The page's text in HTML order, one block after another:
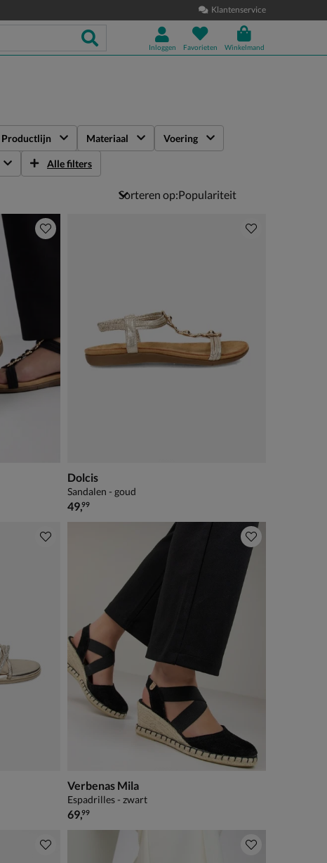
Klantenservice
Inloggen Favorieten Winkelmand
Productlijn Materiaal Voering
Alle filters
Sorteren op:
Dolcis
Sandalen - goud
€ 49,99
49,99
Verbenas Mila
Espadrilles - zwart
€ 69,99
69,99